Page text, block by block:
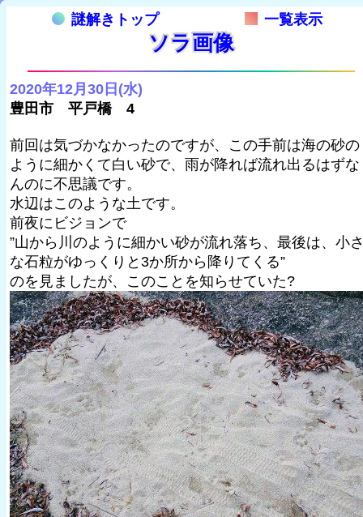
謎解きトップ 一覧表示
ソラ画像
2020年12月30日(水)
豊田市 平戸橋 4
前回は気づかなかったのですが、この手前は海の砂の
ように細かくて白い砂で、雨が降れば流れ出るはずな
んのに不思議です。
水辺はこのような土です。
前夜にビジョンで
”山から川のように細かい砂が流れ落ち、最後は、小
な石粒がゆっくりと3か所から降りてくる”
のを見ましたが、このことを知らせていた?